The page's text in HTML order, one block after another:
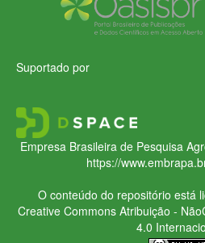
Suportado por
Empresa Brasileira de Pesquisa
https://
O conteúdo do repositório está
Creative CommonsAtribuição -
4.0